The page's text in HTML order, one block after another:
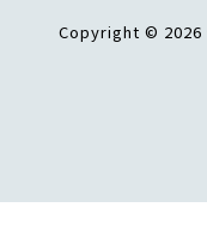
Copyright © 2026